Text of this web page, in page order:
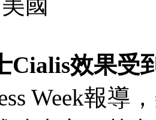
Cialis效果受
Week報導